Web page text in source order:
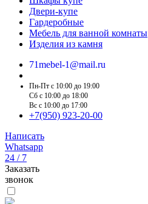
Двери-купе
Гардеробные
Мебель для ванной комнаты
Изделия из камня
71mebel-1@mail.ru
Пн-Пт c 10:00 до 19:00
Сб c 10:00 до 18:00
Вс c 10:00 до 17:00
+7(950) 923-20-00
Написать
Whatsapp
24 / 7
Заказать
звонок